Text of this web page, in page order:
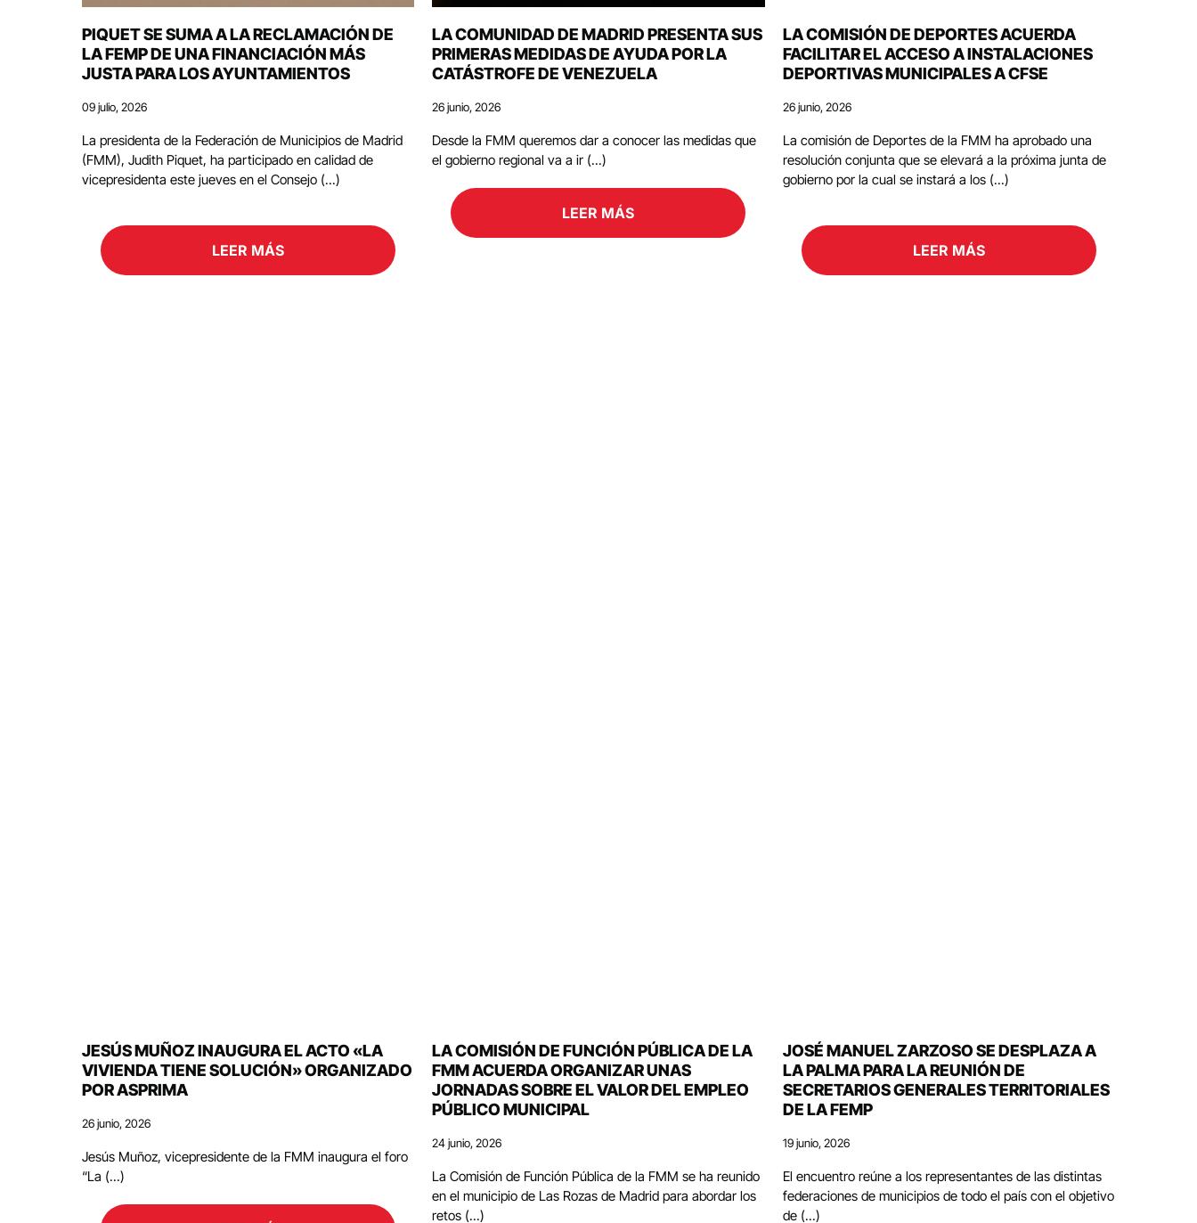
PIQUET SE SUMA A LA RECLAMACIÓN DE
LA FEMP DE UNA FINANCIACIÓN MÁS
JUSTA PARA LOS AYUNTAMIENTOS
09 julio, 2026
La presidenta de la Federación de Municipios de Madrid
(FMM), Judith Piquet, ha participado en calidad de
vicepresidenta este jueves en el Consejo (...)
LEER MÁS
LA COMUNIDAD DE MADRID PRESENTA SUS
PRIMERAS MEDIDAS DE AYUDA POR LA
CATÁSTROFE DE VENEZUELA
26 junio, 2026
Desde la FMM queremos dar a conocer las medidas que
el gobierno regional va a ir (...)
LEER MÁS
LA COMISIÓN DE DEPORTES ACUERDA
FACILITAR EL ACCESO A INSTALACIONES
DEPORTIVAS MUNICIPALES A CFSE
26 junio, 2026
La comisión de Deportes de la FMM ha aprobado una
resolución conjunta que se elevará a la próxima junta de
gobierno por la cual se instará a los (...)
LEER MÁS
JESÚS MUÑOZ INAUGURA EL ACTO «LA
VIVIENDA TIENE SOLUCIÓN» ORGANIZADO
POR ASPRIMA
26 junio, 2026
Jesús Muñoz, vicepresidente de la FMM inaugura el foro
“La (...)
LA COMISIÓN DE FUNCIÓN PÚBLICA DE LA
FMM ACUERDA ORGANIZAR UNAS
JORNADAS SOBRE EL VALOR DEL EMPLEO
PÚBLICO MUNICIPAL
24 junio, 2026
La Comisión de Función Pública de la FMM se ha reunido
en el municipio de Las Rozas de Madrid para abordar los
retos (...)
JOSÉ MANUEL ZARZOSO SE DESPLAZA A
LA PALMA PARA LA REUNIÓN DE
SECRETARIOS GENERALES TERRITORIALES
DE LA FEMP
19 junio, 2026
El encuentro reúne a los representantes de las distintas
federaciones de municipios de todo el país con el objetivo
de (...)